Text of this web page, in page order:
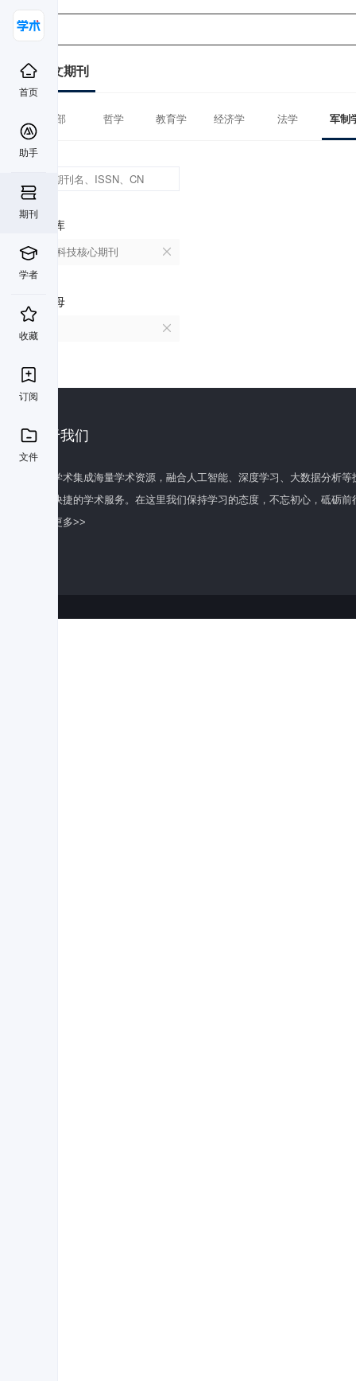
首页
助手
期刊
学者
收藏
订阅
文件
中文期刊
全部 哲学 教育学 经济学 法学 军制
数据库
中国科技核心期刊
首字母
关于我们
百度学术集成海量学术资源，融合人工智能、深度学习、大数据分析
全面快捷的学术服务。在这里我们保持学习的态度，不忘初心，砥砺前
了解更多>>